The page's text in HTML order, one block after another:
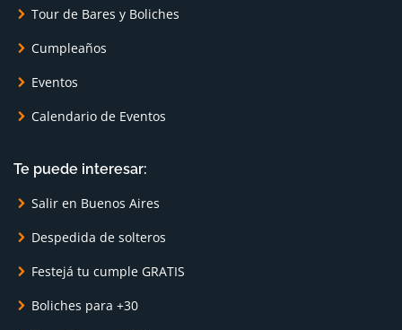
Tour de Bares y Boliches
Cumpleaños
Eventos
Calendario de Eventos
Te puede interesar:
Salir en Buenos Aires
Despedida de solteros
Festejá tu cumple GRATIS
Boliches para +30